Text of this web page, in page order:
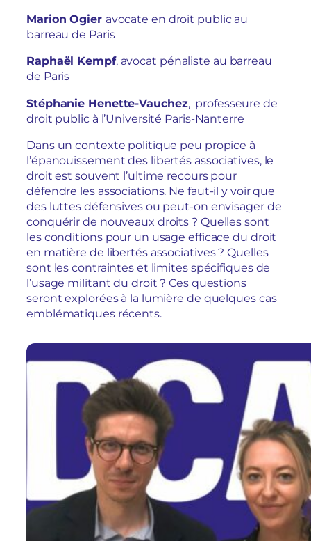
Marion Ogier avocate en droit public au
barreau de Paris
Raphaël Kempf, avocat pénaliste au barreau
de Paris
Stéphanie Henette-Vauchez, professeure de
droit public à l’Université Paris-Nanterre
Dans un contexte politique peu propice à
l’épanouissement des libertés associatives, le
droit est souvent l’ultime recours pour
défendre les associations. Ne faut-il y voir que
des luttes défensives ou peut-on envisager de
conquérir de nouveaux droits ? Quelles sont
les conditions pour un usage efficace du droit
en matière de libertés associatives ? Quelles
sont les contraintes et limites spécifiques de
l’usage militant du droit ? Ces questions
seront explorées à la lumière de quelques cas
emblématiques récents.